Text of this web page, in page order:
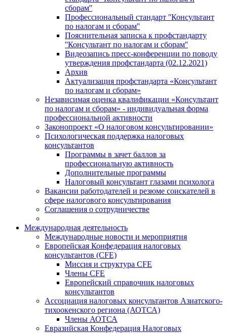
сборам''
Профессиональный стандарт ''Консультант
по налогам и сборам''
Пояснительная записка к профстандарту
''Консультант по налогам и сборам''
Видеозапись пресс-конференции по поводу
утверждения профстандарта (02.12.2021)
Архив
Актуализация профстандарта «Консультант
по налогам и сборам»
Независимая оценка квалификации «Консультант
по налогам и сборам» - индивидуальная форма
профессиональной активности
Законопроект «О налоговом консультировании»
Психологическая поддержка налоговых
консультантов
Программы в зачет баллов за
профессиональную активность
Дополнительные программы
Налоговый консультант глазами психолога
Вакансии работодателей и резюме соискателей в
сфере налогового консультирования
Соглашения о сотрудничестве
Международная деятельность
Международные новости и мероприятия
Европейская Конфедерация налоговых
консультантов (CFE)
Миссия и структура CFE
Члены CFE
Европейский справочник налоговых
консультантов
Ассоциация налоговых консультантов Азиатского-
тихоокенского региона (АОТСА)
Члены АОТСА
Евразийская Конфедерация Налоговых